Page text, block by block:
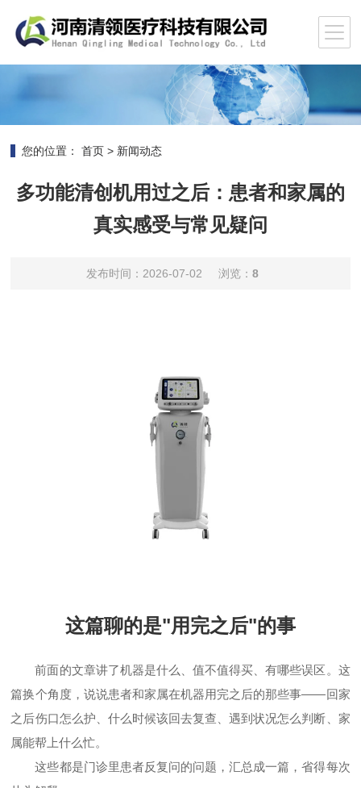
您的位置： 首页 > 新闻动态
多功能清创机用过之后：患者和家属的
真实感受与常见疑问
发布时间：2026-07-02 浏览： 8
这篇聊的是"用完之后"的事
前面的文章讲了机器是什么、值不值得买、有哪些误区。这
篇换个角度，说说患者和家属在机器用完之后的那些事——回家
之后伤口怎么护、什么时候该回去复查、遇到状况怎么判断、家
属能帮上什么忙。
这些都是门诊里患者反复问的问题，汇总成一篇，省得每次